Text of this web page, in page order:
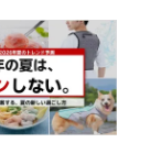
に活用